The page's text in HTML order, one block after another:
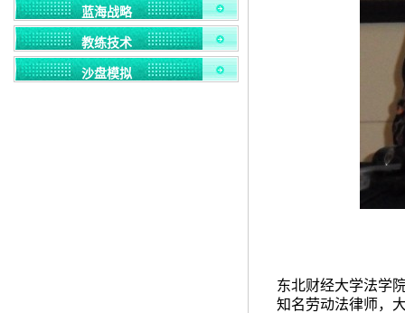
蓝海战略
教练技术
沙盘模拟
东北财经大学法学
知名劳动法律师，